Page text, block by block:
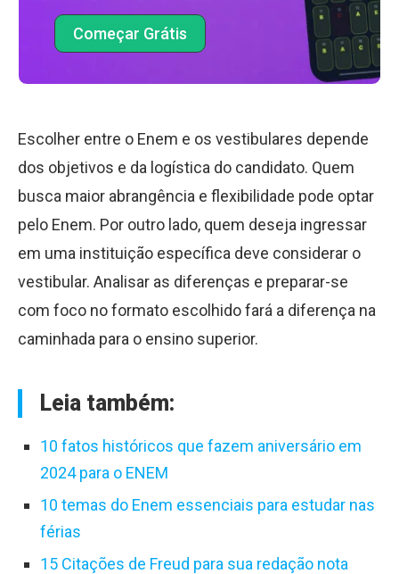
Começar Grátis
Escolher entre o Enem e os vestibulares depende
dos objetivos e da logística do candidato. Quem
busca maior abrangência e flexibilidade pode optar
pelo Enem. Por outro lado, quem deseja ingressar
em uma instituição específica deve considerar o
vestibular. Analisar as diferenças e preparar-se
com foco no formato escolhido fará a diferença na
caminhada para o ensino superior.
Leia também:
10 fatos históricos que fazem aniversário em
2024 para o ENEM
10 temas do Enem essenciais para estudar nas
férias
15 Citações de Freud para sua redação nota